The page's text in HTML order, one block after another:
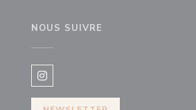
NOUS SUIVRE
Instagram ((ouvre une nouvelle